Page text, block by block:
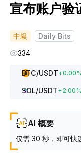
宣布账户验
中級
Daily Bits
334
BTC/USDT+0.00
SOL/USDT+2.00%
AI 概要
仅需 30 秒，即可快